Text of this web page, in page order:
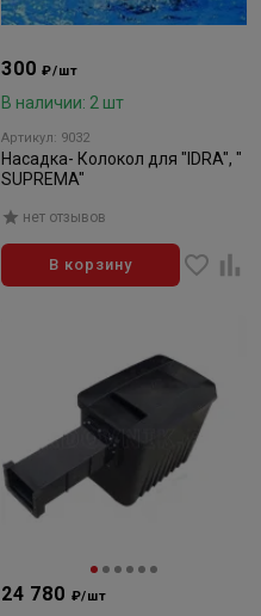
300₽/шт
В наличии: 2 шт
Артикул: 9032
Насадка- Колокол для "IDRA", "
SUPREMA"
нет отзывов
В корзину
24 780 ₽/шт